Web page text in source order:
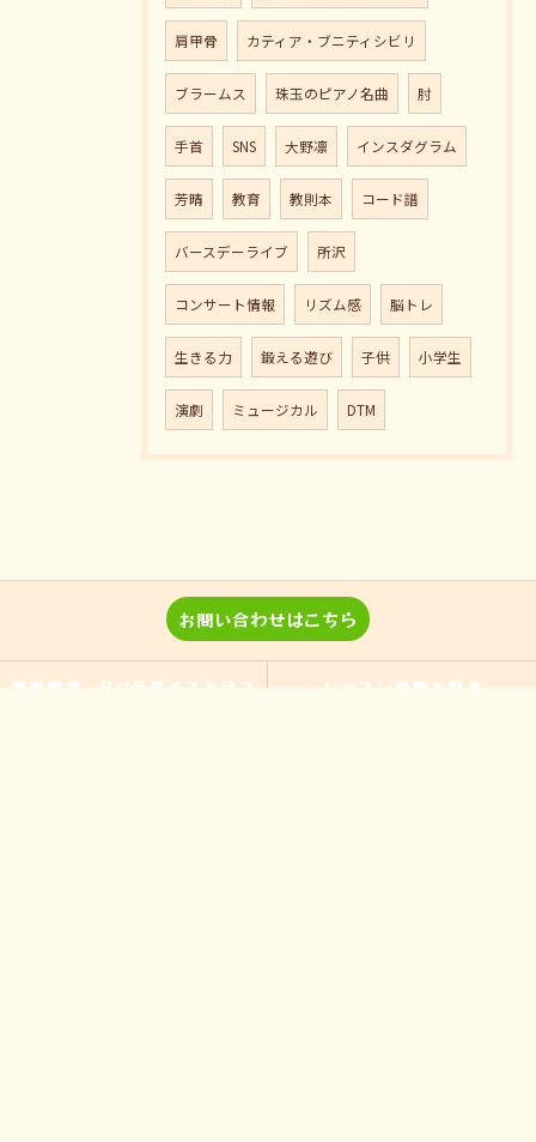
肩甲骨 カティア・ブニティシビリ
ブラームス 珠玉のピアノ名曲 肘
手首 SNS 大野凛 インスダグラム
芳晴 教育 教則本 コード譜
バースデーライブ 所沢
コンサート情報 リズム感 脳トレ
生きる力 鍛える遊び 子供 小学生
演劇 ミュージカル DTM
お問い合わせはこちら
音楽教室 Pパラダイスとは？ レッスン詳細＆料金